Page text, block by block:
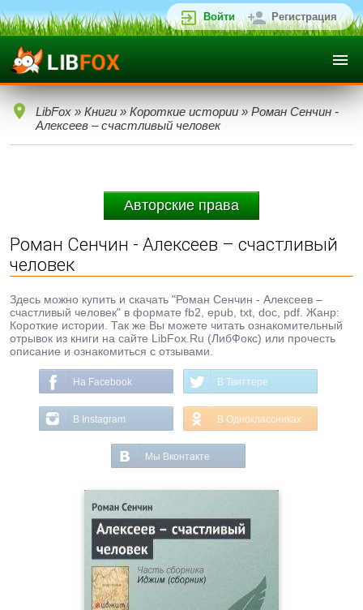
Войти Регистрация
LibFox » Книги » Короткие истории » Роман Сенчин -
Алексеев – счастливый человек
Авторские права
Роман Сенчин - Алексеев – счастливый
человек
Здесь можно купить и скачать "Роман Сенчин - Алексеев –
счастливый человек" в формате fb2, epub, txt, doc, pdf. Жанр:
Короткие истории. Так же Вы можете читать ознакомительный
отрывок из книги на сайте LibFox.Ru (ЛибФокс) или прочесть
описание и ознакомиться с отзывами.
На Facebook В Твиттере
В Instagram В Одноклассниках
Мы Вконтакте